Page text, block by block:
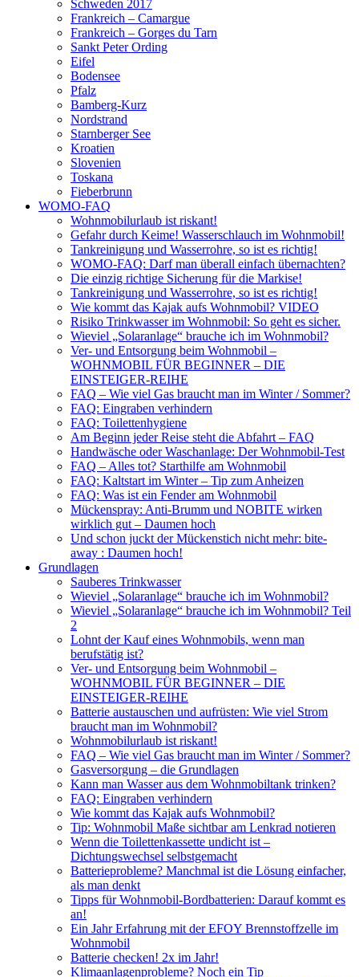
Schweden 2017
Frankreich – Camargue
Frankreich – Gorges du Tarn
Sankt Peter Ording
Eifel
Bodensee
Pfalz
Bamberg-Kurz
Nordstrand
Starnberger See
Kroatien
Slovenien
Toskana
Fieberbrunn
WOMO-FAQ
Wohnmobilurlaub ist riskant!
Gefahr durch Keime! Wasserschlauch im Wohnmobil!
Tankreinigung und Wasserrohre, so ist es richtig!
WOMO-FAQ: Darf man überall einfach übernachten?
Die einzig richtige Sicherung für die Markise!
Tankreinigung und Wasserrohre, so ist es richtig!
Wie kommt das Kajak aufs Wohnmobil? VIDEO
Risiko Trinkwasser im Wohnmobil: So geht es sicher.
Wieviel „Solaranlage“ brauche ich im Wohnmobil?
Ver- und Entsorgung beim Wohnmobil –
WOHNMOBIL FÜR BEGINNER – DIE
EINSTEIGER-REIHE
FAQ – Wie viel Gas braucht man im Winter / Sommer?
FAQ: Eingraben verhindern
FAQ: Toilettenhygiene
Am Beginn jeder Reise steht die Abfahrt – FAQ
Handwäsche oder Waschanlage: Der Wohnmobil-Test
FAQ – Alles tot? Starthilfe am Wohnmobil
FAQ: Kaltstart im Winter – Tip zum Anheizen
FAQ: Was ist ein Fender am Wohnmobil
Mückenspray: Anti-Brumm und NOBITE wirken
wirklich gut – Daumen hoch
Und schon juckt der Mückenstich nicht mehr: bite-
away : Daumen hoch!
Grundlagen
Sauberes Trinkwasser
Wieviel „Solaranlage“ brauche ich im Wohnmobil?
Wieviel „Solaranlage“ brauche ich im Wohnmobil? Teil
2
Lohnt der Kauf eines Wohnmobils, wenn man
berufstätig ist?
Ver- und Entsorgung beim Wohnmobil –
WOHNMOBIL FÜR BEGINNER – DIE
EINSTEIGER-REIHE
Batterie austauschen und aufrüsten: Wie viel Strom
braucht man im Wohnmobil?
Wohnmobilurlaub ist riskant!
FAQ – Wie viel Gas braucht man im Winter / Sommer?
Gasversorgung – die Grundlagen
Kann man Wasser aus dem Wohnmobiltank trinken?
FAQ: Eingraben verhindern
Wie kommt das Kajak aufs Wohnmobil?
Tip: Wohnmobil Maße sichtbar am Lenkrad notieren
Wenn die Toilettenkassette undicht ist –
Dichtungswechsel selbstgemacht
Batterieprobleme? Manchmal ist die Lösung einfacher,
als man denkt
Tipps für Wohnmobil-Bordbatterien: Darauf kommt es
an!
Ein Jahr Erfahrung mit der EFOY Brennstoffzelle im
Wohnmobil
Batterie checken! 2x im Jahr!
Klimaanlagenprobleme? Noch ein Tip